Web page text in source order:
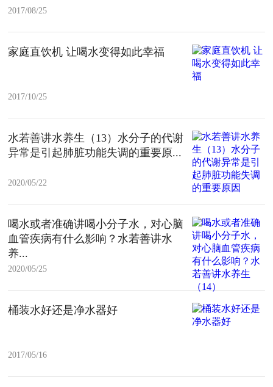
2017/08/25
家庭直饮机 让喝水变得如此幸福
2017/10/25
水若善讲水养生（13）水分子的代谢
异常是引起肺脏功能失调的重要原...
2020/05/22
喝水或者准确讲喝小分子水，对心脑
血管疾病有什么影响？水若善讲水
养...
2020/05/25
桶装水好还是净水器好
2017/05/16